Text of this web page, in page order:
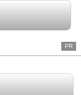
PR